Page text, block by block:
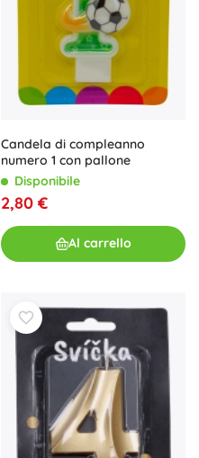
Candela di compleanno
numero 1 con pallone
Disponibile
2,80 €
Al carrello